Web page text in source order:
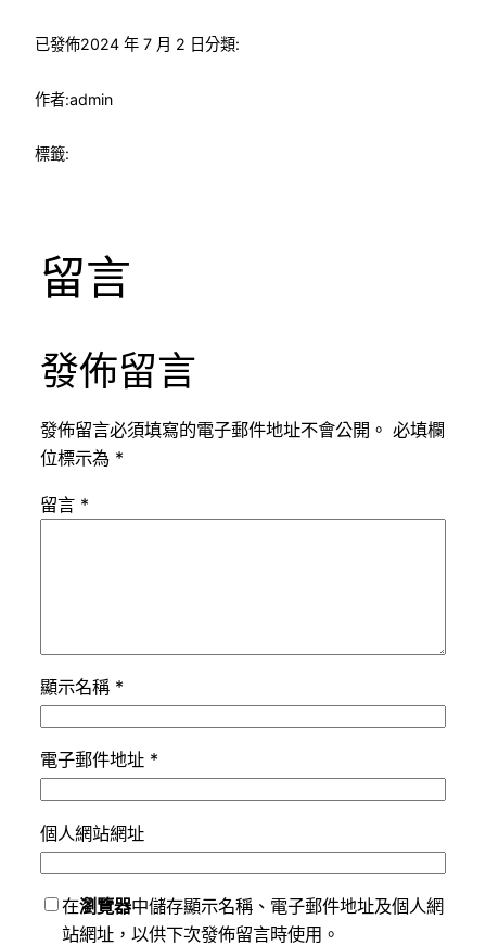
已發佈2024 年 7 月 2 日分類:
作者:admin
標籤:
留言
發佈留言
發佈留言必須填寫的電子郵件地址不會公開。 必填欄
位標示為 *
留言 *
顯示名稱 *
電子郵件地址 *
個人網站網址
在瀏覽器中儲存顯示名稱、電子郵件地址及個人網
站網址，以供下次發佈留言時使用。